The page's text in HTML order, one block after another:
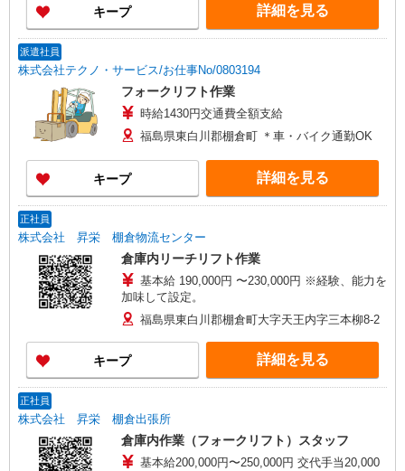
キープ 詳細を見る
派遣社員
株式会社テクノ・サービス/お仕事No/0803194
フォークリフト作業
時給1430円交通費全額支給
福島県東白川郡棚倉町 ＊車・バイク通勤OK
キープ 詳細を見る
正社員
株式会社 昇栄 棚倉物流センター
倉庫内リーチリフト作業
基本給 190,000円 〜230,000円 ※経験、能力を
加味して設定。
福島県東白川郡棚倉町大字天王内字三本柳8-2
キープ 詳細を見る
正社員
株式会社 昇栄 棚倉出張所
倉庫内作業（フォークリフト）スタッフ
基本給200,000円〜250,000円 交代手当20,000